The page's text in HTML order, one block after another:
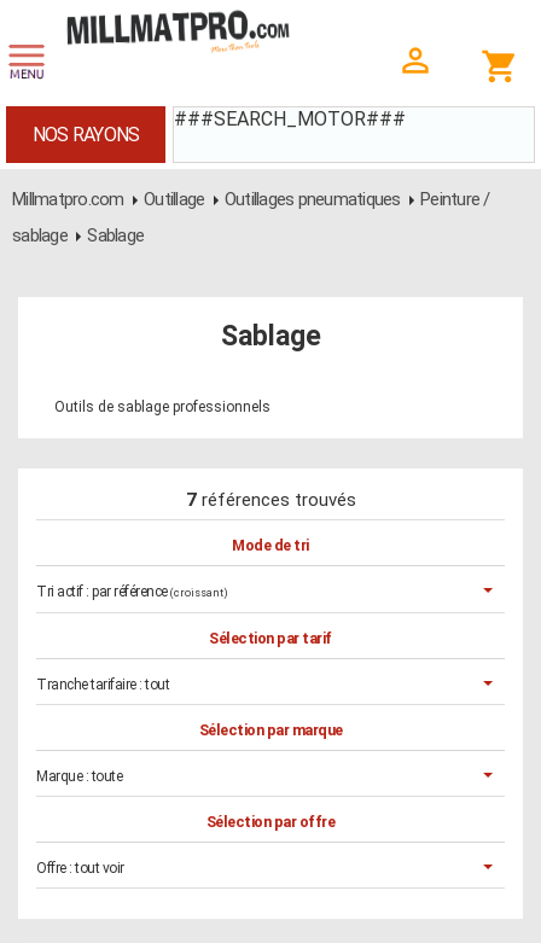
###SEARCH_MOTOR###
NOS RAYONS
Millmatpro.com Outillage Outillages pneumatiques
Peinture /
sablage
Sablage
Sablage
Outils de sablage professionnels
7références trouvés
Mode de tri
Tri actif : par référence (croissant)
Sélection par tarif
Tranche tarifaire :tout
Sélection par marque
Marque :toute
Sélection par offre
Offre :tout voir